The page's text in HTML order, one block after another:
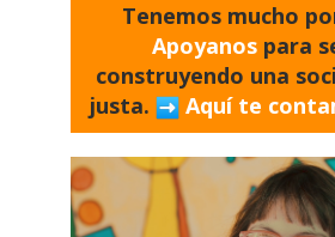
Tenemos mucho
Apoyanos para
construyendo una
justa.
Aquí te